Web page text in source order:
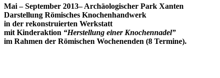
Mai – September 2013– Archäologischer Park Xanten
Darstellung Römisches Knochenhandwerk
in der rekonstruierten Werkstatt
mit Kinderaktion “Herstellung einer Knochennadel”
im Rahmen der Römischen Wochenenden (8 Termine).